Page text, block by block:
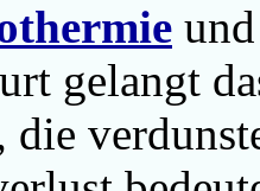
gelangt
die